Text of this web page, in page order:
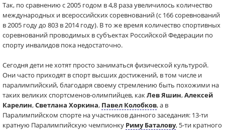
Так, по сравнению с 2005 годом в 4,8 раза увеличилось количество
международных и всероссийских соревнований (с 166 соревнований
в 2005 году до 803 в 2014 году). В то же время количество спортивных
соревнований проводимых в субъектах Российской Федерации по
спорту инвалидов пока недостаточно.
Сегодня дети не хотят просто заниматься физической культурой.
Они часто приходят в спорт высших достижений, в том числе и
паралимпийский, благодаря своему стремлению быть похожими на
таких великих спортсменов-олимпийцев, какЛев Яшин,Алексей
Карелин,Светлана Хоркина, Павел Колобков, а в
Паралимпийском спорте на участников данного заседания: 13-ти
кратную Паралимпийскую чемпионку Риму Баталову, 5-ти кратного